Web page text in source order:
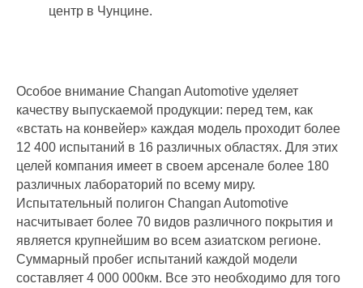
центр в Чунцине.
Особое внимание Changan Automotive уделяет
качеству выпускаемой продукции: перед тем, как
«встать на конвейер» каждая модель проходит более
12 400 испытаний в 16 различных областях. Для этих
целей компания имеет в своем арсенале более 180
различных лабораторий по всему миру.
Испытательный полигон Changan Automotive
насчитывает более 70 видов различного покрытия и
является крупнейшим во всем азиатском регионе.
Суммарный пробег испытаний каждой модели
составляет 4 000 000км. Все это необходимо для того